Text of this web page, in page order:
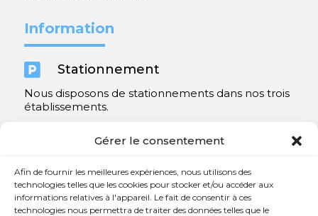
Gérer le consentement
Afin de fournir les meilleures expériences, nous utilisons des
technologies telles que les cookies pour stocker et/ou accéder aux
informations relatives à l'appareil. Le fait de consentir à ces
technologies nous permettra de traiter des données telles que le
Information
 Stationnement
Nous disposons de stationnements dans nos trois
établissements.
Contact
 450 654-3342